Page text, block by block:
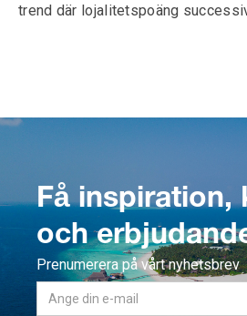
trend där lojalitetspoäng
Få inspiration,
och
Prenumerera på vårt nyhetsbrev